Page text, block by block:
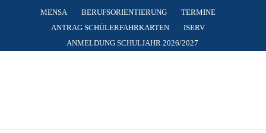
MENSA BERUFSORIENTIERUNG
TERMINE
ANTRAG SCHÜLERFAHRKARTEN
ISERV
ANMELDUNG SCHULJAHR 2026/2027